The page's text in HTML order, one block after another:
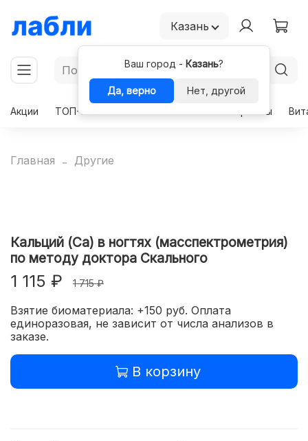
Казань
Ваш город - Казань?
Да, верно
Нет, другой
Акции
ТОП-50 Гормоны
Главная Другие
Кальций (Ca) в ногтях (масспектрометрия)
по методу доктора Скального
1 115 ₽ 1 715 ₽
Взятие биоматериала: +150 руб. Оплата
единоразовая, не зависит от числа анализов в
заказе.
В корзину